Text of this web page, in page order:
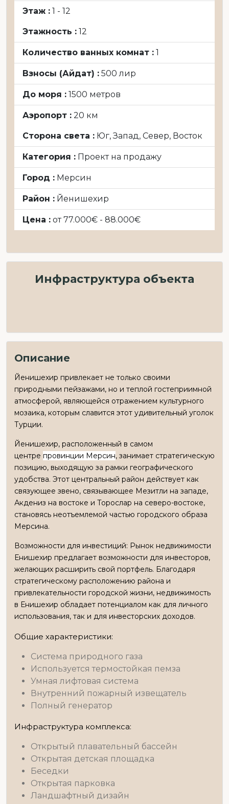
Этаж : 1 - 12
Этажность : 12
Количество ванных комнат : 1
Взносы (Айдат) : 500 лир
До моря : 1500 метров
Аэропорт : 20 км
Сторона света : Юг, Запад, Север, Восток
Категория : Проект на продажу
Город : Мерсин
Район : Йенишехир
Цена : от 77.000€ - 88.000€
Инфраструктура объекта
Описание
Йенишехир привлекает не только своими
природными пейзажами, но и теплой гостеприимной
атмосферой, являющейся отражением культурного
мозаика, которым славится этот удивительный уголок
Турции.
Йенишехир, расположенный в самом
центре провинции Мерсин, занимает стратегическую
позицию, выходящую за рамки географического
удобства. Этот центральный район действует как
связующее звено, связывающее Мезитли на западе,
Акдениз на востоке и Торослар на северо-востоке,
становясь неотъемлемой частью городского образа
Мерсина.
Возможности для инвестиций: Рынок недвижимости
Енишехир предлагает возможности для инвесторов,
желающих расширить свой портфель. Благодаря
стратегическому расположению района и
привлекательности городской жизни, недвижимость
в Енишехир обладает потенциалом как для личного
использования, так и для инвесторских доходов.
Общие характеристики:
Система природного газа
Используется термостойкая пемза
Умная лифтовая система
Внутренний пожарный извещатель
Полный генератор
Инфраструктура комплекса:
Открытый плавательный бассейн
Открытая детская площадка
Беседки
Открытая парковка
Ландшафтный дизайн